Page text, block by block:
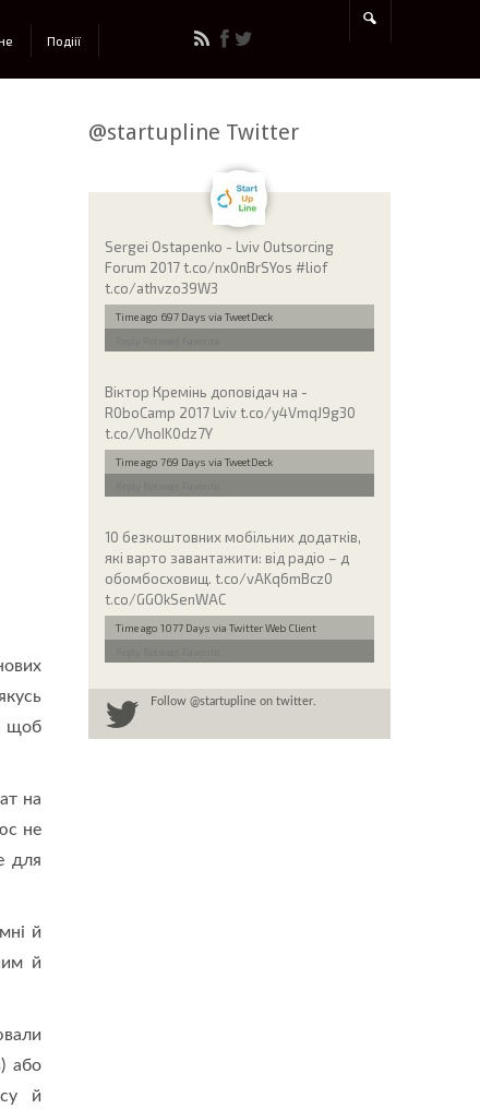
Подіії
щоб
на
не
для
й
й
або
й
@startupline Twitter
Sergei Ostapenko - Lviv Outsorcing
Forum 2017 t.co/nx0nBrSYos #liof
t.co/athvzo39W3
Time ago 697 Days via TweetDeck
Віктор Кремінь доповідач на -
R0boCamp 2017 Lviv t.co/y4VmqJ9g30
t.co/VhoIK0dz7Y
Time ago 769 Days via TweetDeck
10 безкоштовних мобільних додатків,
які варто завантажити: від радіо – д
обомбосховищ. t.co/vAKq6mBcz0
t.co/GGOkSenWAC
Time ago 1077 Days via Twitter Web Client
Follow@startupline on twitter.